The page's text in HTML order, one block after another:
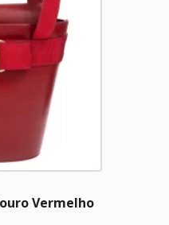
Vermelho